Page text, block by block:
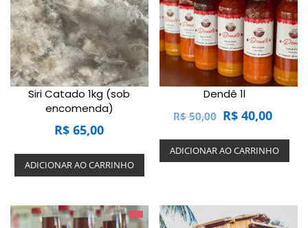
Siri Catado 1kg (sob
encomenda)
R$ 65,00
ADICIONAR AO CARRINHO
Dendê 1l
R$50,00 O
original
era:
R$ 40,00
atual
é:
ADICIONAR AO CARRINHO